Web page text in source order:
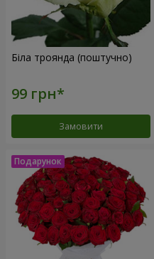
Біла троянда (поштучно)
Замовити